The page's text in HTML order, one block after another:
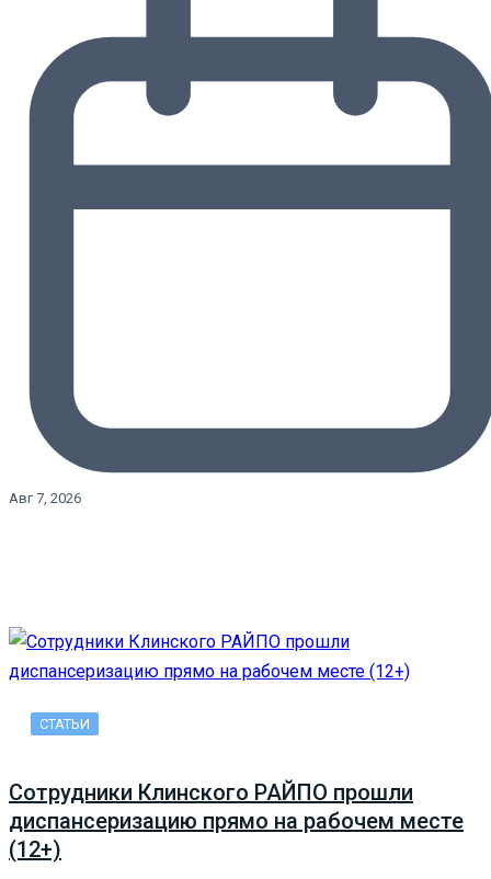
Авг 7, 2026
СТАТЬИ
Сотрудники Клинского РАЙПО прошли
диспансеризацию прямо на рабочем месте
(12+)